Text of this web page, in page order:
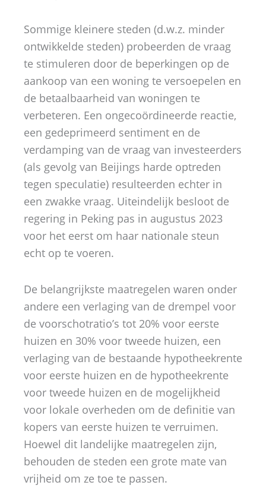
Sommige kleinere steden (d.w.z. minder
ontwikkelde steden) probeerden de vraag
te stimuleren door de beperkingen op de
aankoop van een woning te versoepelen en
de betaalbaarheid van woningen te
verbeteren. Een ongecoördineerde reactie,
een gedeprimeerd sentiment en de
verdamping van de vraag van investeerders
(als gevolg van Beijings harde optreden
tegen speculatie) resulteerden echter in
een zwakke vraag. Uiteindelijk besloot de
regering in Peking pas in augustus 2023
voor het eerst om haar nationale steun
echt op te voeren.
De belangrijkste maatregelen waren onder
andere een verlaging van de drempel voor
de voorschotratio’s tot 20% voor eerste
huizen en 30% voor tweede huizen, een
verlaging van de bestaande hypotheekrente
voor eerste huizen en de hypotheekrente
voor tweede huizen en de mogelijkheid
voor lokale overheden om de definitie van
kopers van eerste huizen te verruimen.
Hoewel dit landelijke maatregelen zijn,
behouden de steden een grote mate van
vrijheid om ze toe te passen.